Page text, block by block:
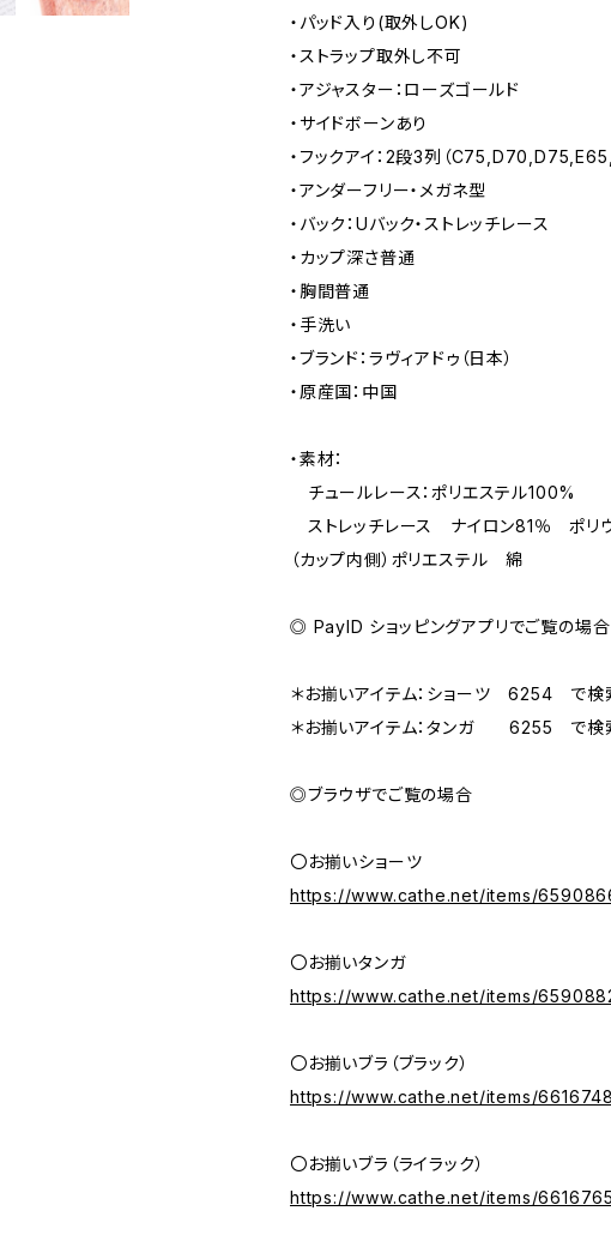
・パッド入り(取外しOK)
・ストラップ取外し不可
・アジャスター：ローズゴールド
・サイドボーンあり
・フックアイ：2段3列（
・アンダーフリー・メガネ型
・バック：Uバック・ストレッチレース
・カップ深さ普通
・胸間普通
・手洗い
・ブランド：ラヴィアドゥ（日本）
・原産国：中国
・素材：
チュールレース：ポリエステル100%
ストレッチレース ナイロン81％ ポリ
（カップ内側）ポリエステル 綿
◎ PayID ショッピングアプリでご覧の場合
＊お揃いアイテム：ショーツ 6254 で検
＊お揃いアイテム：タンガ 6255 で検
◎ブラウザでご覧の場合
〇お揃いショーツ
https://www.cathe.net/items/
〇お揃いタンガ
https://www.cathe.net/items/
〇お揃いブラ（ブラック）
https://www.cathe.net/items/
〇お揃いブラ（ライラック）
https://www.cathe.net/items/